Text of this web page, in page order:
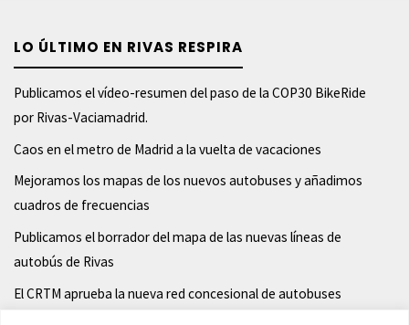
LO ÚLTIMO EN RIVAS RESPIRA
Publicamos el vídeo-resumen del paso de la COP30 BikeRide
por Rivas-Vaciamadrid.
Caos en el metro de Madrid a la vuelta de vacaciones
Mejoramos los mapas de los nuevos autobuses y añadimos
cuadros de frecuencias
Publicamos el borrador del mapa de las nuevas líneas de
autobús de Rivas
El CRTM aprueba la nueva red concesional de autobuses